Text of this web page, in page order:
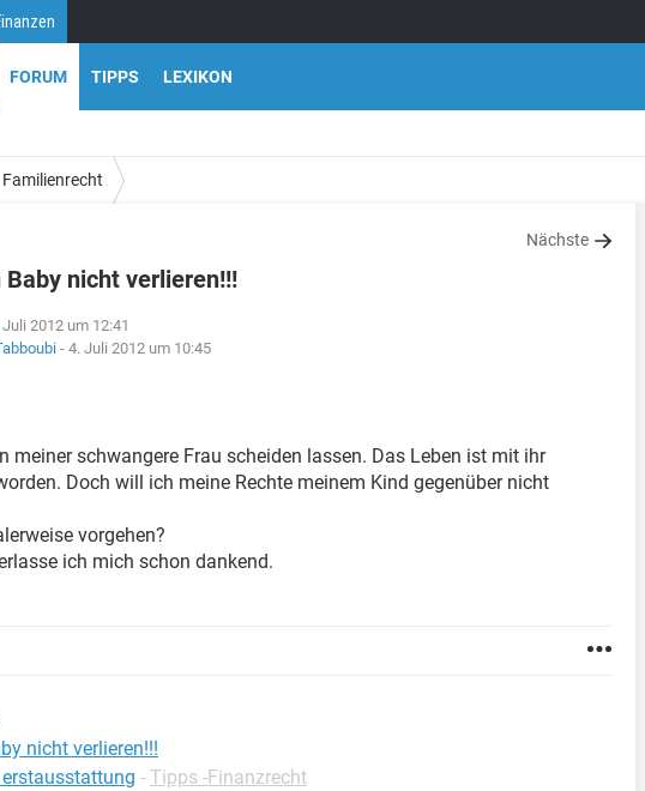
FORUM TIPPS LEXIKON
Familienrecht
Nächste
nicht verlieren!!!
Juli 2012 um 12:41
- 4. Juli 2012 um 10:45
meiner schwangere Frau scheiden lassen. Das Leben ist mit ihr
Doch will ich meine Rechte meinem Kind gegenüber nicht
vorgehen?
ich mich schon dankend.
nicht verlieren!!!
- Tipps -Finanzrecht